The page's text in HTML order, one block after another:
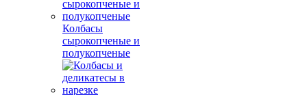
Колбасы
сырокопченые и
полукопченые